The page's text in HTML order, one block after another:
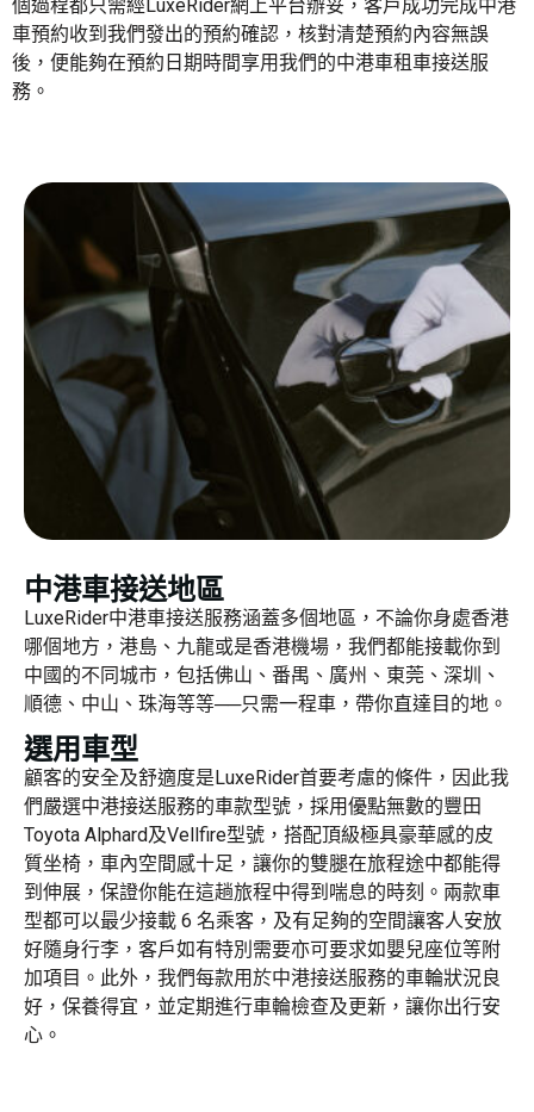
個過程都只需經LuxeRider網上平台辦妥，客戶成功完成中港
車預約收到我們發出的預約確認，核對清楚預約內容無誤
後，便能夠在預約日期時間享用我們的中港車租車接送服
務。
中港車接送地區
LuxeRider中港車接送服務涵蓋多個地區，不論你身處香港
哪個地方，港島、九龍或是香港機場，我們都能接載你到
中國的不同城市，包括佛山、番禺、廣州、東莞、深圳、
順德、中山、珠海等等──只需一程車，帶你直達目的地。
選用車型
顧客的安全及舒適度是LuxeRider首要考慮的條件，因此我
們嚴選中港接送服務的車款型號，採用優點無數的豐田
Toyota Alphard及Vellfire型號，搭配頂級極具豪華感的皮
質坐椅，車內空間感十足，讓你的雙腿在旅程途中都能得
到伸展，保證你能在這趟旅程中得到喘息的時刻。兩款車
型都可以最少接載 6 名乘客，及有足夠的空間讓客人安放
好隨身行李，客戶如有特別需要亦可要求如嬰兒座位等附
加項目。此外，我們每款用於中港接送服務的車輪狀況良
好，保養得宜，並定期進行車輪檢查及更新，讓你出行安
心。